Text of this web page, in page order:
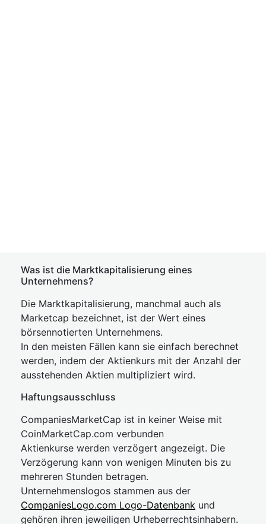
Was ist die Marktkapitalisierung eines
Unternehmens?
Die Marktkapitalisierung, manchmal auch als
Marketcap bezeichnet, ist der Wert eines
börsennotierten Unternehmens.
In den meisten Fällen kann sie einfach berechnet
werden, indem der Aktienkurs mit der Anzahl der
ausstehenden Aktien multipliziert wird.
Haftungsausschluss
CompaniesMarketCap ist in keiner Weise mit
CoinMarketCap.com verbunden
Aktienkurse werden verzögert angezeigt. Die
Verzögerung kann von wenigen Minuten bis zu
mehreren Stunden betragen.
Unternehmenslogos stammen aus der
CompaniesLogo.com Logo-Datenbank und
gehören ihren jeweiligen Urheberrechtsinhabern.